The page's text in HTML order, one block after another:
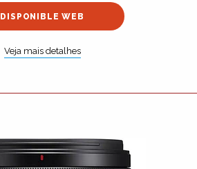
DISPONIBLE WEB
Veja mais detalhes